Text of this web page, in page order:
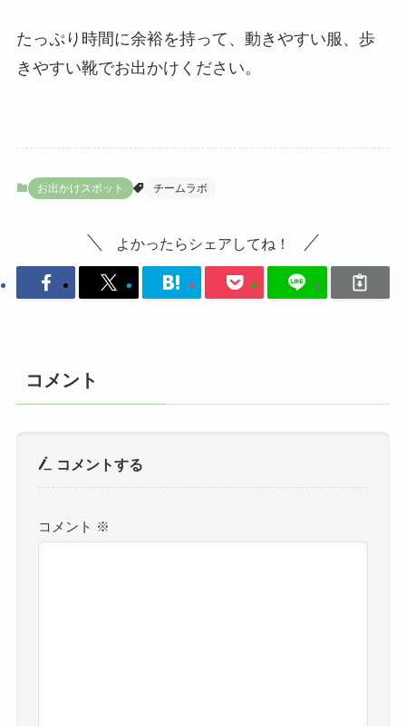
たっぷり時間に余裕を持って、動きやすい服、歩
きやすい靴でお出かけください。
お出かけスポット チームラボ
よかったらシェアしてね！
コメント
コメントする
コメント ※